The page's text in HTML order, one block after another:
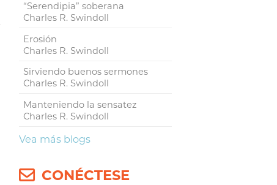
“Serendipia” soberana
Charles R. Swindoll
Erosión
Charles R. Swindoll
Sirviendo buenos sermones
Charles R. Swindoll
Manteniendo la sensatez
Charles R. Swindoll
Vea más blogs
CONÉCTESE